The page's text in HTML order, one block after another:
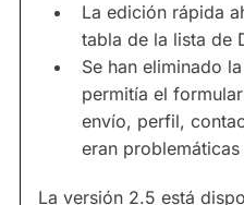
La edición rápida
tabla de la lista de
Se han eliminado
permitía el
envío, perfil,
eran
La versión 2.5 está